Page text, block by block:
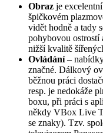
Obraz je
špičkovém
vidět hodně a tady
pohybovou ostrostí
nižší kvalitě
Ovládání–
značné. Dálkový
běžnou práci
resp. je nedokáže
boxu, při práci s
někdy VBox Live
se znaky). Tzv.